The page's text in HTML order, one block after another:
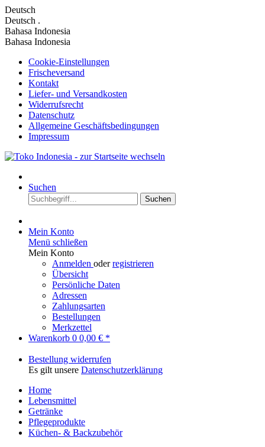
Deutsch
Deutsch .
Bahasa Indonesia
Bahasa Indonesia
Cookie-Einstellungen
Frischeversand
Kontakt
Liefer- und Versandkosten
Widerrufsrecht
Datenschutz
Allgemeine Geschäftsbedingungen
Impressum
Suchen
Suchen
Mein Konto
Menü schließen
Mein Konto
Anmelden oderregistrieren
Übersicht
Persönliche Daten
Adressen
Zahlungsarten
Bestellungen
Merkzettel
Warenkorb 0 0,00 € *
Bestellung widerrufen
Es gilt unsere Datenschutzerklärung
Home
Lebensmittel
Getränke
Pflegeprodukte
Küchen- & Backzubehör